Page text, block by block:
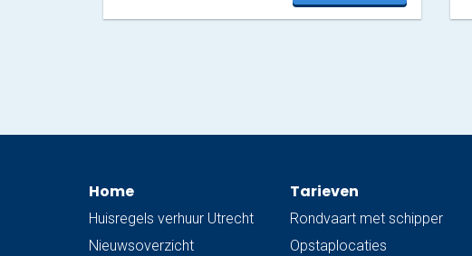
grachten. Meld jezelf, je familie en al je
Home
Huisregels verhuur Utrecht
Nieuwsoverzicht
Tarieven
Rondvaart met schipper
Opstaplocaties